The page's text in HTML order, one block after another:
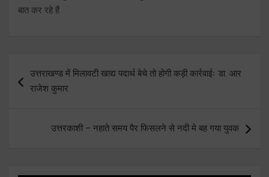
बात कर रहे हैं
navigation
उत्तराखण्ड में मिलावटी खाद्य पदार्थ बेचे तो होगी कड़ी कार्रवाईः डा. आर
राजेश कुमार
उत्तरकाशी – नहाते समय पैर फिसलने से नदी मे बह गया युवक